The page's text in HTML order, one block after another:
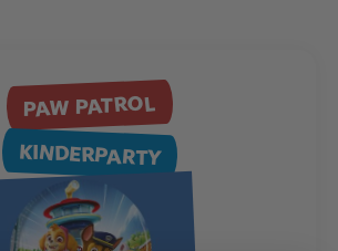
PAW PATROL
KINDERPARTY